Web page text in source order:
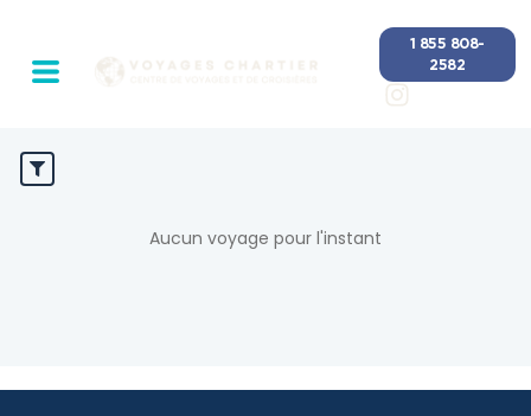
1 855 808-
2582
Aucun voyage pour l'instant